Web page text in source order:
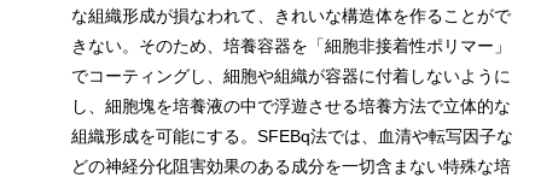
な組織形成が損なわれて、きれいな構造体を作ることがで
きない。そのため、培養容器を「細胞非接着性ポリマー」
でコーティングし、細胞や組織が容器に付着しないように
し、細胞塊を培養液の中で浮遊させる培養方法で立体的な
組織形成を可能にする。SFEBq法では、血清や転写因子な
どの神経分化阻害効果のある成分を一切含まない特殊な培